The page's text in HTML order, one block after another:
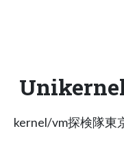
kernel/vm探検隊東